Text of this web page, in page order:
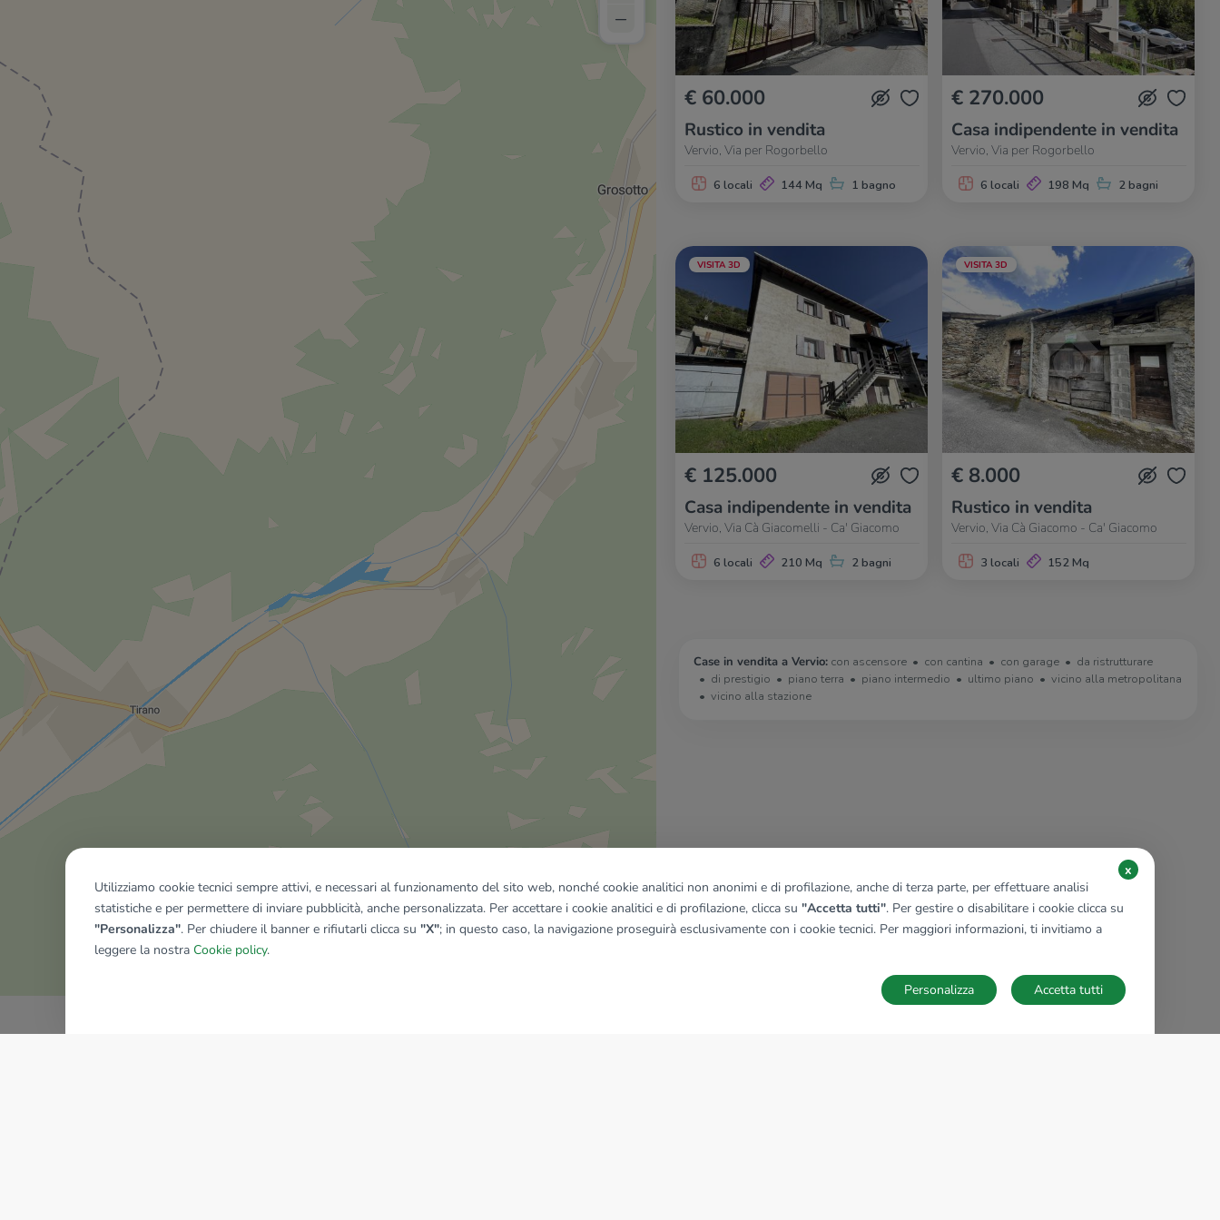
€ 60.000
Rustico in vendita
Vervio, Via per Rogorbello
6 locali 144 Mq 1 bagno
€ 270.000
Casa indipendente in vendita
Vervio, Via per Rogorbello
6 locali 198 Mq 2 bagni
VISITA 3D
€ 125.000
Casa indipendente in vendita
Vervio, Via Cà Giacomelli - Ca' Giacomo
6 locali 210 Mq 2 bagni
VISITA 3D
€ 8.000
Rustico in vendita
Vervio, Via Cà Giacomo - Ca' Giacomo
3 locali 152 Mq
Case in vendita a Vervio: con ascensore con cantina con garage
da ristrutturare
di prestigio
piano terra piano intermedio ultimo piano
vicino alla metropolitana
vicino alla stazione
–
Mostra tutti gli immobili del riquadro
Utilizziamo cookie tecnici sempre attivi, e necessari al funzionamento del sito web, nonché cookie analitici non anonimi e di profilazione, anche di terza parte, per effettuare analisi
statistiche e per permettere di inviare pubblicità, anche personalizzata. Per accettare i cookie analitici e di profilazione, clicca su "Accetta tutti". Per gestire o disabilitare i cookie clicca su
"Personalizza". Per chiudere il banner e rifiutarli clicca su "X"; in questo caso, la navigazione proseguirà esclusivamente con i cookie tecnici. Per maggiori informazioni, ti invitiamo a
leggere la nostra Cookie policy.
x
Accetta tutti
Personalizza